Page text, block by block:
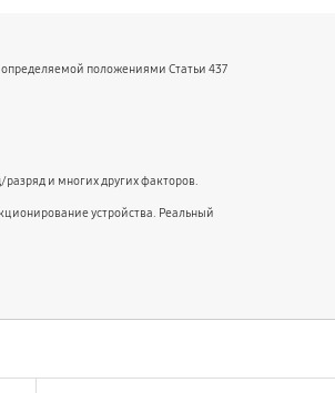
положениями Статьи 437
и многих других факторов.
устройства. Реальный